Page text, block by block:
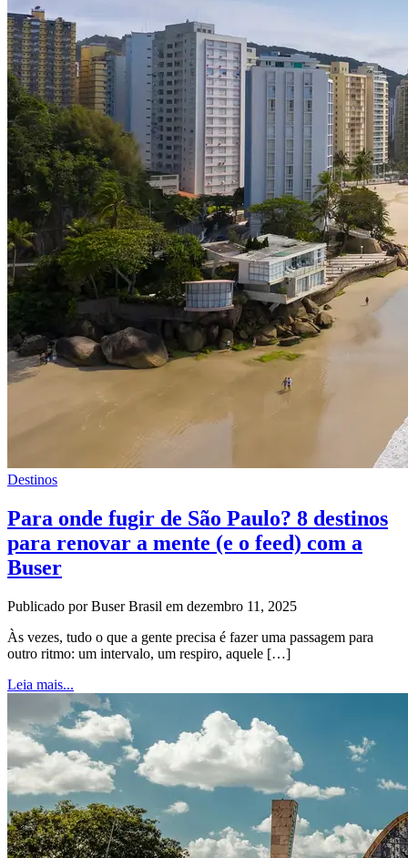
Destinos
Para onde fugir de São Paulo? 8 destinos
para renovar a mente (e o feed) com a
Buser
Publicado por Buser Brasil em dezembro 11, 2025
Às vezes, tudo o que a gente precisa é fazer uma passagem para
outro ritmo: um intervalo, um respiro, aquele […]
Leia mais...